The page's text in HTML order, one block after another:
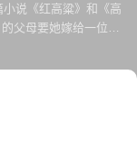
说《红高粱》和《高
父母要她嫁给一位拥
在途中被一名强盗拦
的时候发现麻风病的